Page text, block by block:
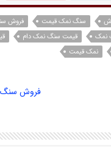
سنگ نمک قیمت
فروش
نمک قیمت سنگ نمک دام
نمک قیمت
فروش سنگ